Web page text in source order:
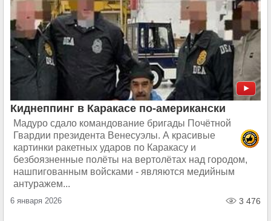
Киднеппинг в Каракасе по-американски
Мадуро сдало командование бригады Почётной
Гвардии президента Венесуэлы. А красивые
картинки ракетных ударов по Каракасу и
безбоязненные полёты на вертолётах над городом,
нашпигованным войсками - являются медийным
антуражем...
6 января 2026 3 476